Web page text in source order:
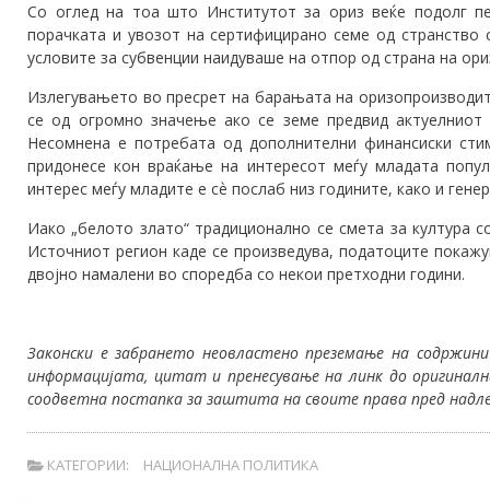
Со оглед на тоа што Институтот за ориз веќе подолг
порачката и увозот на сертифицирано семе од странство
условите за субвенции наидуваше на отпор од страна на
Излегувањето во пресрет на барањата на
се од огромно значење ако се земе предвид
Несомнена е потребата од дополнителни финансиски
придонесе кон враќање на интересот меѓу младата
интерес меѓу младите е сѐ послаб низ годините, како и
Иако „белото злато“ традиционално се смета за култура
Источниот регион каде се произведува, податоците
двојно намалени во споредба со некои претходни години.
Законски е забрането неовластено преземање на
информацијата, цитат и пренесување на линк до
соодветна постапка за заштита на своите права пред
КАТЕГОРИИ: НАЦИОНАЛНА ПОЛИТИКА